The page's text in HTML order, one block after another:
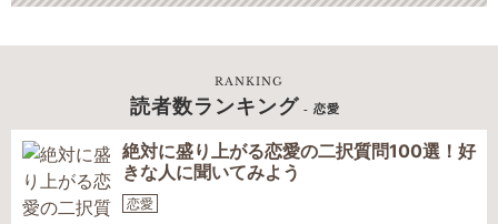
RANKING
読者数ランキング - 恋愛
絶対に盛り上がる恋愛の二択質問100選！好
きな人に聞いてみよう
恋愛